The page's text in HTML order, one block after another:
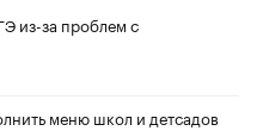
из-за проблем с
меню школ и детсадов